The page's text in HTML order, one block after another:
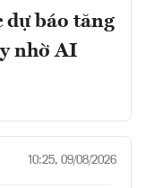
dự báo tăng
nhờ AI
10:25, 09/08/2026